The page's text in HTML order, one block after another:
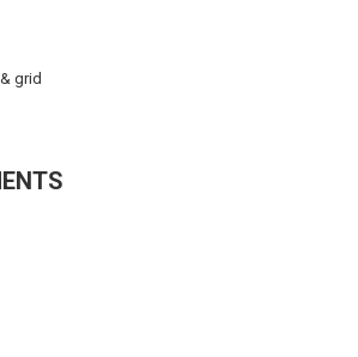
grid